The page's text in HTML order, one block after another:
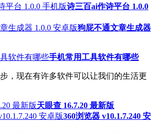
诗三百ai作诗平台 1.0.0
狗屁不通文章生成器
手机常用工具软件有哪些
，现在有许多软件可以让我们的生活更
天眼查 16.7.20 最新版
360浏览器 v10.1.7.240 安